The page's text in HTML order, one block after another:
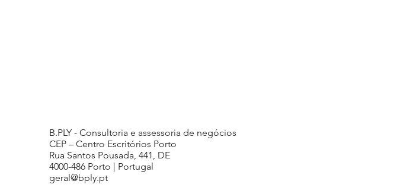
B.PLY - Consultoria e assessoria de negócios
CEP – Centro Escritórios Porto
Rua Santos Pousada, 441, DE
4000-486 Porto | Portugal
geral@bply.pt